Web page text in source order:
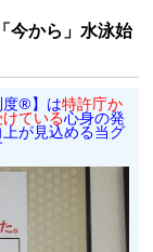
今から」水泳始
度®】は特許庁か
ている心身の発
が見込める当グ